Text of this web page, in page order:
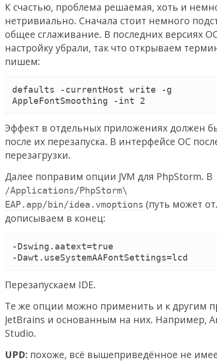
К счастью, проблема решаемая, хоть и
нетривиально. Сначала стоит немного
общее сглаживание. В последних версиях
настройку убрали, так что открываем
пишем:
defaults -currentHost write -g
Эффект в отдельных приложениях должен
после их перезапуска. В интерфейсе ОС
перезагрузки.
Далее поправим опции JVM для PhpStorm. В
/Applications/PhpStorm\
EAP.app/bin/idea.vmoptions (путь может
дописываем в конец:
-Dswing.aatext=true
Перезапускаем IDE.
Те же опции можно применить и к другим
JetBrains и основанным на них. Например,
Studio.
UPD: похоже, всё вышеприведённое не